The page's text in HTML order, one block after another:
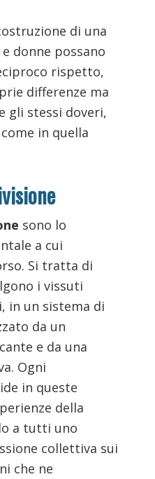
di una
donne possano
rispetto,
differenze ma
gli stessi doveri,
in quella
sono lo
a cui
Si tratta di
i vissuti
in un sistema di
da un
e da una
Ogni
in queste
della
a tutti uno
collettiva sui
che ne